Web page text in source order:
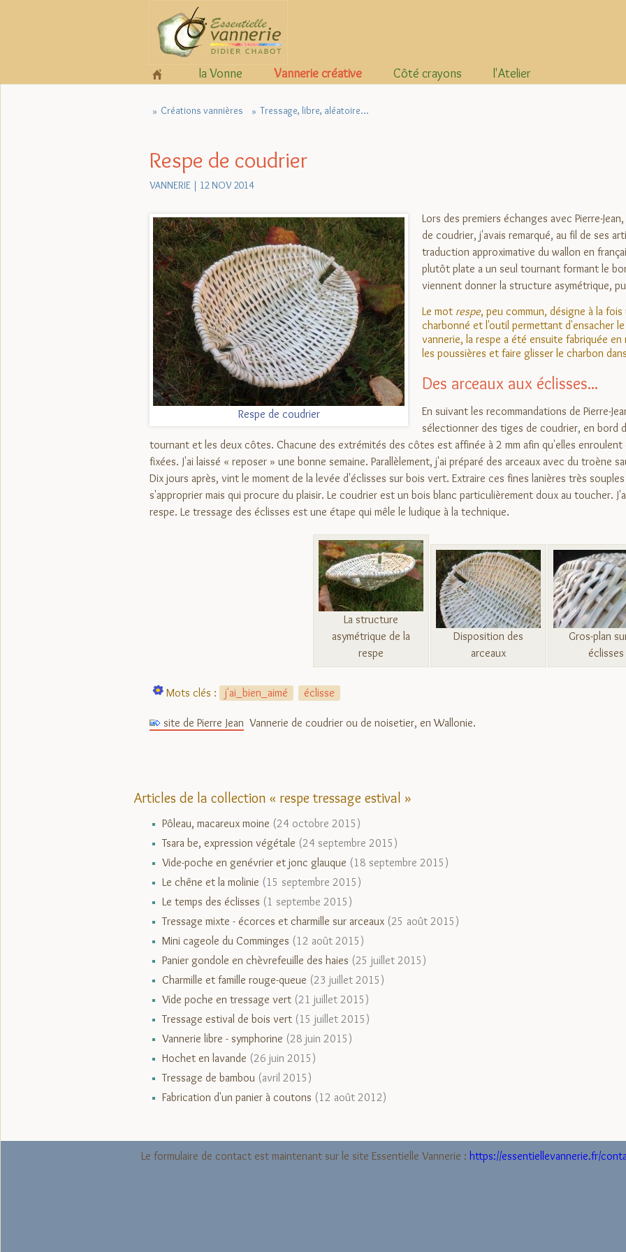
Créations vannières Tressage, libre, aléatoire...
Respe de coudrier
VANNERIE | 12 NOV 2014
Respe de coudrier
Lors des premiers échanges avec Pierre-
de coudrier, j'avais remarqué, au fil de ses
traduction approximative du wallon en
plutôt plate a un seul tournant formant le
viennent donner la structure asymétrique,
Le mot respe, peu commun, désigne à la
charbonné et l'outil permettant d'ensacher
vannerie, la respe a été ensuite fabriquée
les poussières et faire glisser le charbon
Des arceaux aux éclisses...
En suivant les recommandations de Pierre-
sélectionner des tiges de coudrier, en bord
tournant et les deux côtes. Chacune des extrémités des côtes est affinée à 2 mm afin qu'elles
fixées. J'ai laissé « reposer » une bonne semaine. Parallèlement, j'ai préparé des arceaux avec du troène
Dix jours après, vint le moment de la levée d'éclisses sur bois vert. Extraire ces fines lanières très
s'approprier mais qui procure du plaisir. Le coudrier est un bois blanc particulièrement doux au toucher.
respe. Le tressage des éclisses est une étape qui mêle le ludique à la technique.
La structure
asymétrique de la
respe
Disposition des
arceaux
Gros-plan
éclisses
Mots clés : j'ai_bien_aimé éclisse
site de Pierre Jean Vannerie de coudrier ou de noisetier, en Wallonie.
Articles de la collection « respe tressage estival »
Pôleau, macareux moine (24 octobre 2015)
Tsara be, expression végétale (24 septembre 2015)
Vide-poche en genévrier et jonc glauque (18 septembre 2015)
Le chêne et la molinie (15 septembre 2015)
Le temps des éclisses (1 septembe 2015)
Tressage mixte - écorces et charmille sur arceaux (25 août 2015)
Mini cageole du Comminges (12 août 2015)
Panier gondole en chèvrefeuille des haies (25 juillet 2015)
Charmille et famille rouge-queue (23 juillet 2015)
Vide poche en tressage vert (21 juillet 2015)
Tressage estival de bois vert (15 juillet 2015)
Vannerie libre - symphorine (28 juin 2015)
Hochet en lavande (26 juin 2015)
Tressage de bambou (avril 2015)
Fabrication d'un panier à coutons (12 août 2012)
Le formulaire de contact est maintenant sur le site Essentielle Vannerie : https://essentiellevannerie.fr/
la Vonne Vannerie créative Côté crayons l'Atelier